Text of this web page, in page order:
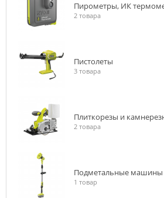
Пирометры, ИК
2 товара
Пистолеты
3 товара
Плиткорезы и
2 товара
Подметальные машины
1 товар